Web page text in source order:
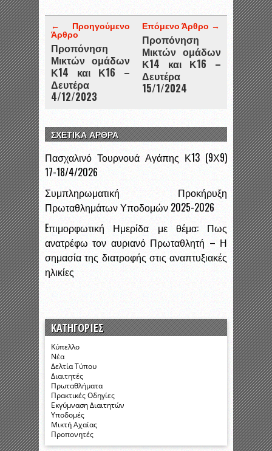
← Προηγούμενο
Άρθρο
Προπόνηση
Μικτών ομάδων
Κ14 και Κ16 –
Δευτέρα
4/12/2023
Επόμενο Άρθρο →
Προπόνηση
Μικτών ομάδων
Κ14 και Κ16 –
Δευτέρα
15/1/2024
ΣΧΕΤΙΚΑ ΑΡΘΡΑ
Πασχαλινό Τουρνουά Αγάπης Κ13 (9Χ9)
17-18/4/2026
Συμπληρωματική Προκήρυξη
Πρωταθλημάτων Υποδομών 2025-2026
Eπιμορφωτική Ημερίδα με θέμα: Πως
ανατρέφω τον αυριανό Πρωταθλητή – Η
σημασία της διατροφής στις αναπτυξιακές
ηλικίες
ΚΑΤΗΓΟΡΊΕΣ
Κύπελλο
Νέα
Δελτία Τύπου
Διαιτητές
Πρωταθλήματα
Πρακτικές Οδηγίες
Εκγύμναση Διαιτητών
Υποδομές
Μικτή Αχαίας
Προπονητές